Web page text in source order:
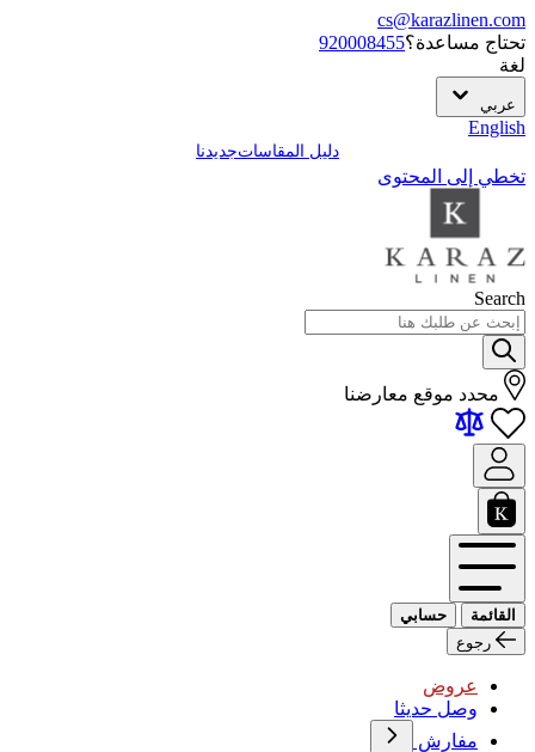
cs@karazlinen.com
تحتاج مساعدة؟920008455
لغة
عربي
English
دليل المقاساتجديدنا
تخطي إلى المحتوى
Search
محدد موقع معارضنا
القائمة
حسابي
رجوع
عروض
وصل حديثا
مفارش